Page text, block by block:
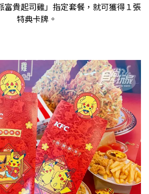
貴起司雞」指定套餐，就可獲得１張
特典卡牌。